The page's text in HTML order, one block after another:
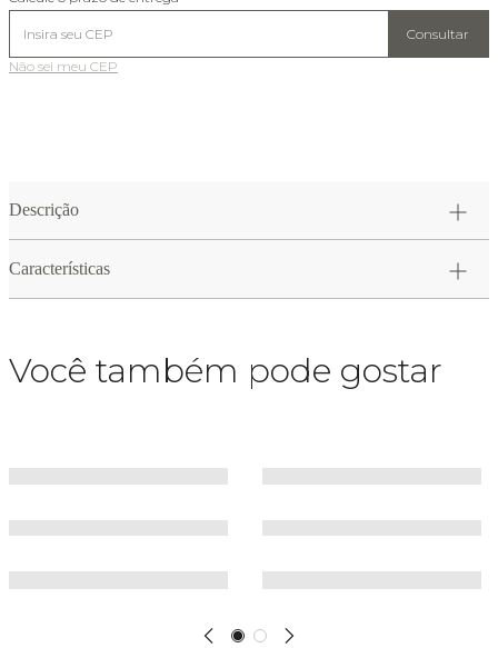
Consultar
Não sei meu CEP
Descrição
Características
Você também pode gostar